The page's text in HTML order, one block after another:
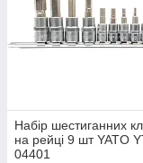
Набір шестиганних
на рейці 9 шт YATO
04401